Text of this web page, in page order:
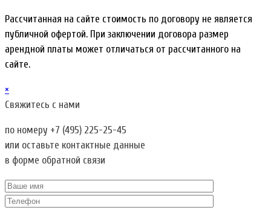
Рассчитанная на сайте стоимость по договору не является
публичной офертой. При заключении договора размер
арендной платы может отличаться от рассчитанного на
сайте.
×
Свяжитесь с нами
по номеру +7 (495) 225-25-45
или оставьте контактные данные
в форме обратной связи